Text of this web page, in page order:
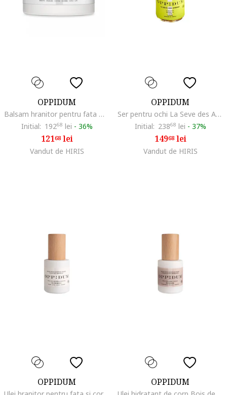
OPPIDUM
Balsam hranitor pentru fata Neutre Absolu Skincare Balm, Total Protection, 50 ml
Initial: 19268 lei - 36%
12168lei
Vandut de HIRIS
OPPIDUM
Ser pentru ochi La Seve des Arbres Anti-Fatigue, 5 ml
Initial: 23868 lei - 37%
14968lei
Vandut de HIRIS
OPPIDUM OPPIDUM